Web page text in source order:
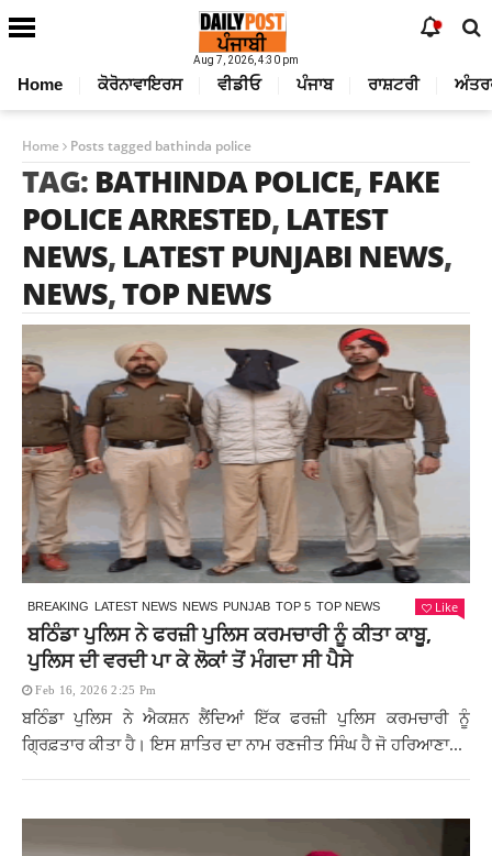
Aug 7, 2026, 4:30 pm
Home ਕੋਰੋਨਾਵਾਇਰਸ ਵੀਡੀਓ ਪੰਜਾਬ ਰਾਸ਼ਟਰੀ
Home Posts tagged bathinda police
TAG: BATHINDA POLICE, FAKE
POLICE ARRESTED, LATEST
NEWS, LATEST PUNJABI NEWS,
NEWS,TOP NEWS
BREAKING LATEST NEWS NEWS PUNJAB TOP 5 TOP NEWS Like
ਬਠਿੰਡਾ ਪੁਲਿਸ ਨੇ ਫਰਜ਼ੀ ਪੁਲਿਸ ਕਰਮਚਾਰੀ ਨੂੰ ਕੀਤਾ ਕਾਬੂ,
ਪੁਲਿਸ ਦੀ ਵਰਦੀ ਪਾ ਕੇ ਲੋਕਾਂ ਤੋਂ ਮੰਗਦਾ ਸੀ ਪੈਸੇ
Feb 16, 2026 2:25 Pm
ਬਠਿੰਡਾ ਪੁਲਿਸ ਨੇ ਐਕਸ਼ਨ ਲੈਂਦਿਆਂ ਇੱਕ ਫਰਜ਼ੀ ਪੁਲਿਸ ਕਰਮਚਾਰੀ ਨੂੰ
ਗ੍ਰਿਫ਼ਤਾਰ ਕੀਤਾ ਹੈ। ਇਸ ਸ਼ਾਤਿਰ ਦਾ ਨਾਮ ਰਣਜੀਤ ਸਿੰਘ ਹੈ ਜੋ ਹਰਿਆਣਾ...